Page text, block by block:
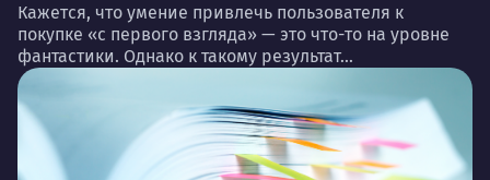
Кажется, что умение привлечь пользователя к
покупке «с первого взгляда» — это что-то на уровне
фантастики. Однако к такому результат...